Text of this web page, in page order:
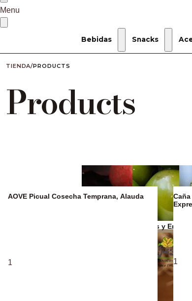
Menu
Bebidas Snacks
Aceitunas y
TIENDA/PRODUCTS
Products
AOVE Picual Cosecha Temprana, Alauda
1 1